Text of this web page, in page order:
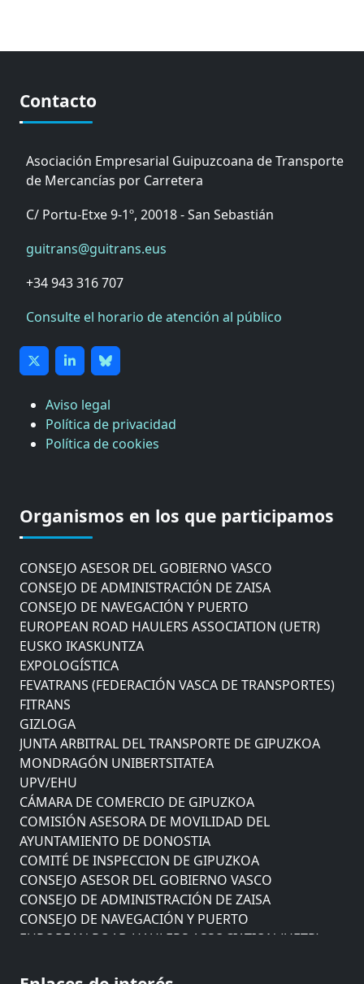
Contacto
Asociación Empresarial Guipuzcoana de Transporte
de Mercancías por Carretera
C/ Portu-Etxe 9-1º, 20018 - San Sebastián
guitrans@guitrans.eus
+34 943 316 707
Consulte el horario de atención al público
Aviso legal
Política de privacidad
Política de cookies
Organismos en los que participamos
AYUNTAMIENTO DE DONOSTIA
COMITÉ DE INSPECCION DE GIPUZKOA
CONSEJO ASESOR DEL GOBIERNO VASCO
CONSEJO DE ADMINISTRACIÓN DE ZAISA
CONSEJO DE NAVEGACIÓN Y PUERTO
EUROPEAN ROAD HAULERS ASSOCIATION (UETR)
EUSKO IKASKUNTZA
EXPOLOGÍSTICA
FEVATRANS (FEDERACIÓN VASCA DE TRANSPORTES)
FITRANS
GIZLOGA
JUNTA ARBITRAL DEL TRANSPORTE DE GIPUZKOA
MONDRAGÓN UNIBERTSITATEA
UPV/EHU
CÁMARA DE COMERCIO DE GIPUZKOA
COMISIÓN ASESORA DE MOVILIDAD DEL
AYUNTAMIENTO DE DONOSTIA
COMITÉ DE INSPECCION DE GIPUZKOA
CONSEJO ASESOR DEL GOBIERNO VASCO
CONSEJO DE ADMINISTRACIÓN DE ZAISA
CONSEJO DE NAVEGACIÓN Y PUERTO
EUROPEAN ROAD HAULERS ASSOCIATION (UETR)